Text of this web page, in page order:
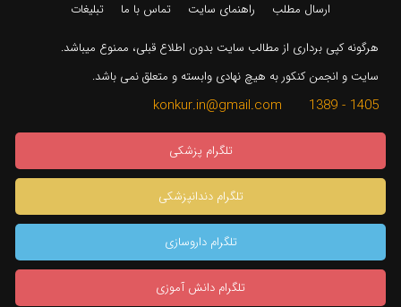
ارسال مطلب راهنمای سایت تماس با ما تبلیغات
هرگونه کپی برداری از مطالب سایت بدون اطلاع قبلی، ممنوع میباشد.
سایت و انجمن کنکور به هیچ نهادی وابسته و متعلق نمی باشد.
1405 - 1389 konkur.in@gmail.com
تلگرام پزشکی
تلگرام دندانپزشکی
تلگرام داروسازی
تلگرام دانش آموزی